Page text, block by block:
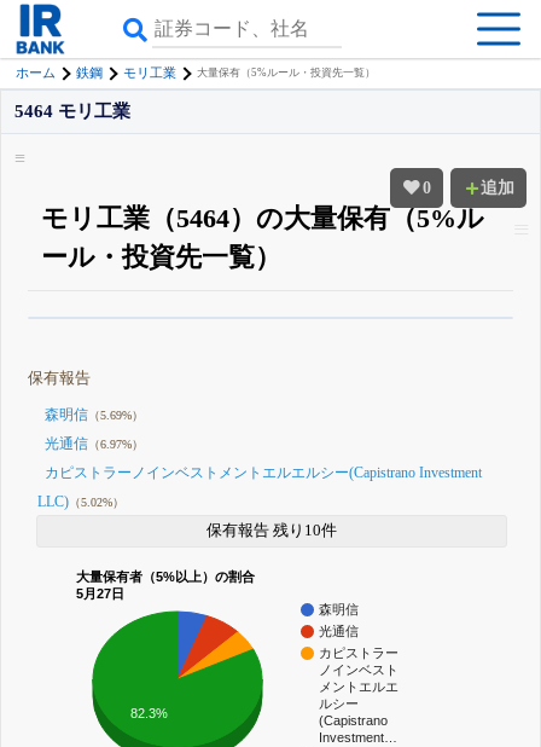
ホーム 鉄鋼 モリ工業 大量保有（5%ルール・投資先一覧）
0 追加
5464 モリ工業
モリ工業（5464）の大量保有（5%ル
ール・投資先一覧）
登録すると永久30%OFFと米株版の先行利用も付きます
保有報告
森明信 （5.69%）
光通信 （6.97%）
カピストラーノインベストメントエルエルシー(Capistrano Investment
LLC) （5.02%）
保有報告 残り10件
大量保有者（5%以上）の割合
5月27日
森明信
光通信
カピストラー
ノインベスト
メントエルエ
ルシー
(Capistrano
Investment…
82.3%